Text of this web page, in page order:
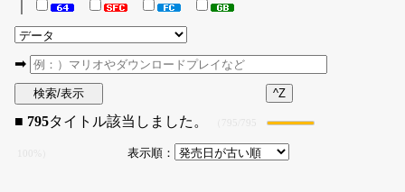
➡
■ 795タイトル該当しました。
表示順：